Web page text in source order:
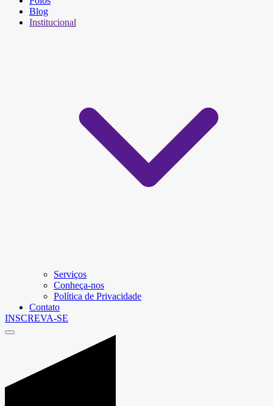
Blog
Institucional
Serviços
Conheça-nos
Política de Privacidade
Contato
INSCREVA-SE